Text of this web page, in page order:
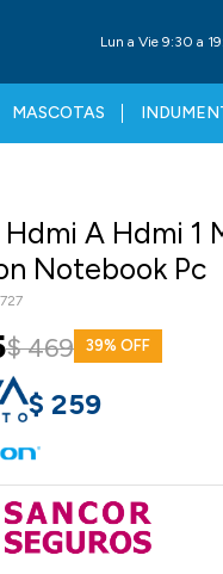
MASCOTAS
Lun a Vie 9:30 a
A Hdmi 1
Notebook Pc
$469 39
$ 259